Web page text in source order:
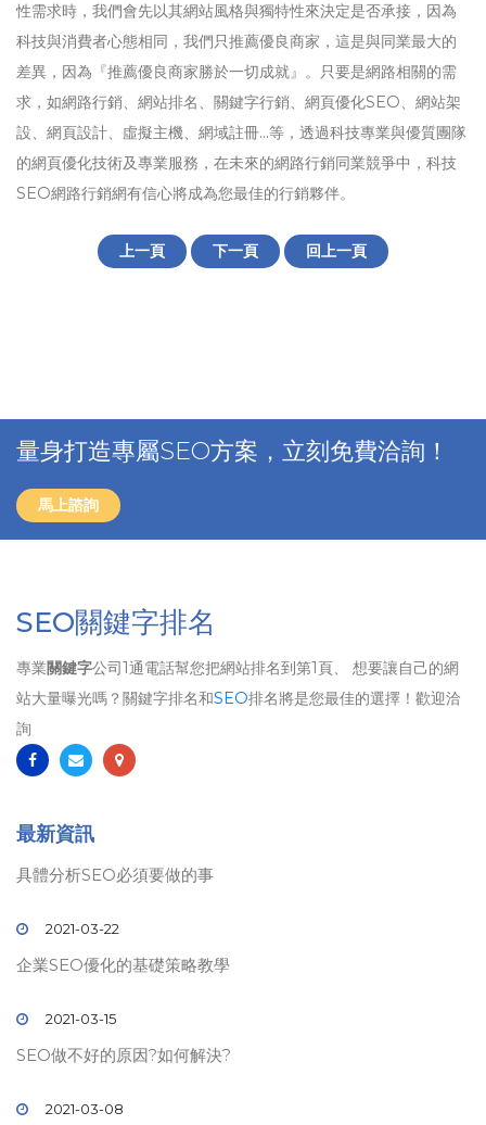
性需求時，我們會先以其網站風格與獨特性來決定是否承接，因為
科技與消費者心態相同，我們只推薦優良商家，這是與同業最大的
差異，因為『推薦優良商家勝於一切成就』。只要是網路相關的需
求，如網路行銷、網站排名、關鍵字行銷、網頁優化SEO、網站架
設、網頁設計、虛擬主機、網域註冊…等，透過科技專業與優質團隊
的網頁優化技術及專業服務，在未來的網路行銷同業競爭中，科技
SEO網路行銷網有信心將成為您最佳的行銷夥伴。
上一頁 下一頁 回上一頁
量身打造專屬SEO方案，立刻免費洽詢！
馬上諮詢
SEO關鍵字排名
專業關鍵字公司1通電話幫您把網站排名到第1頁、 想要讓自己的網
站大量曝光嗎？關鍵字排名和SEO排名將是您最佳的選擇！歡迎洽
詢
最新資訊
具體分析SEO必須要做的事
2021-03-22
企業SEO優化的基礎策略教學
2021-03-15
SEO做不好的原因?如何解決?
2021-03-08